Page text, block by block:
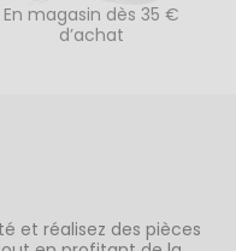
En magasin dès 35 €
d’achat
et réalisez des pièces